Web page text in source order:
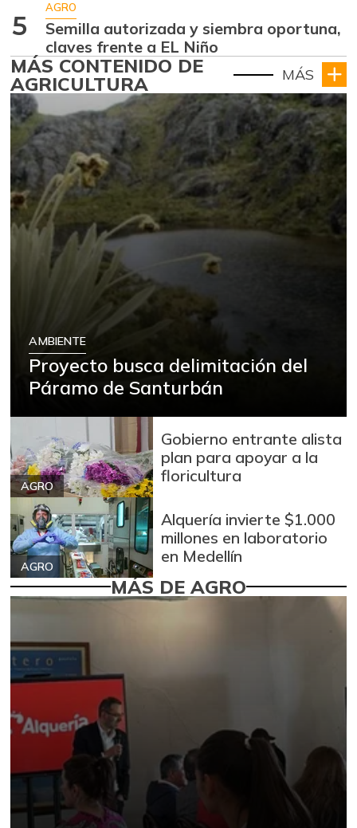
5
AGRO
Semilla autorizada y siembra oportuna,
claves frente a EL Niño
MÁS CONTENIDO DE
AGRICULTURA MÁS
AMBIENTE
Proyecto busca delimitación del
Páramo de Santurbán
AGRO
Gobierno entrante alista
plan para apoyar a la
floricultura
AGRO
Alquería invierte $1.000
millones en laboratorio
en Medellín
MÁS DE AGRO